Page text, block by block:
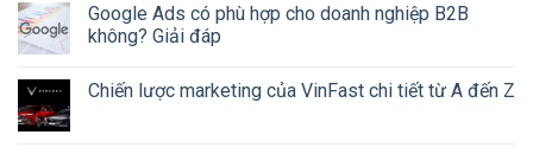
Google Ads có phù hợp cho doanh nghiệp B2B
không? Giải đáp
Chiến lược marketing của VinFast chi tiết từ A đến Z